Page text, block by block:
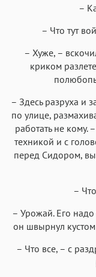
–
– Что тут
– Хуже, –
криком
– Здесь разруха и
по улице,
работать не кому.
техникой и с
перед Сидором,
–
– Урожай. Его надо
он швырнул
– Что все, – с